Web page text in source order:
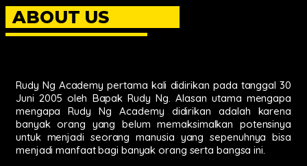
ABOUT US
Rudy Ng Academy pertama kali didirikan pada tanggal 30
Juni 2005 oleh Bapak Rudy Ng. Alasan utama mengapa
mengapa Rudy Ng Academy didirikan adalah karena
banyak orang yang belum memaksimalkan potensinya
untuk menjadi seorang manusia yang sepenuhnya bisa
menjadi manfaat bagi banyak orang serta bangsa ini.